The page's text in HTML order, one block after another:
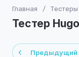
Главная / Тестеры
Тестер
Предыдущий